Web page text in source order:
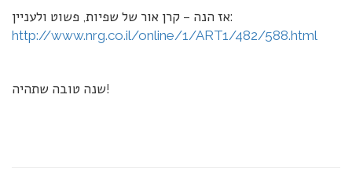
אז הנה – קרן אור של שפיות, פשוט ולעניין:
http://www.nrg.co.il/online/1/ART1/482/588.html
שנה טובה שתהיה!